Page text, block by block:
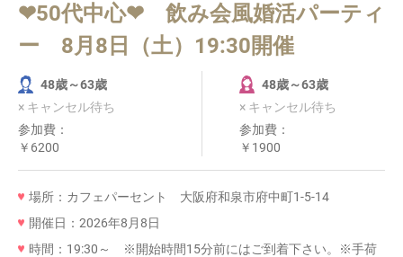
❤50代中心❤ 飲み会風婚活パーティ
ー 8月8日（土）19:30開催
48歳～63歳
× キャンセル待ち
参加費：
￥6200
48歳～63歳
× キャンセル待ち
参加費：
￥1900
場所：カフェパーセント 大阪府和泉市府中町1-5-14
開催日：2026年8月8日
時間：19:30～ ※開始時間15分前にはご到着下さい。※手荷